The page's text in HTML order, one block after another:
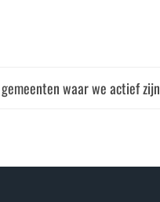
waar we actief zijn